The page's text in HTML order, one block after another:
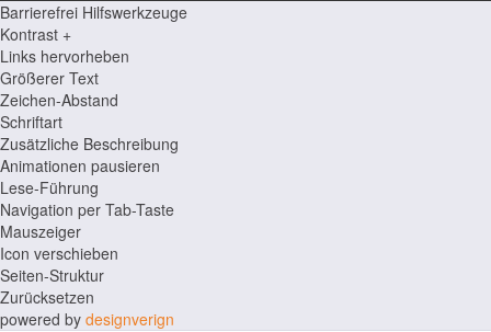
Barrierefrei Hilfswerkzeuge
Kontrast +
Links hervorheben
Größerer Text
Zeichen-Abstand
Schriftart
Zusätzliche Beschreibung
Animationen pausieren
Lese-Führung
Navigation per Tab-Taste
Mauszeiger
Icon verschieben
Seiten-Struktur
Zurücksetzen
powered by designverign